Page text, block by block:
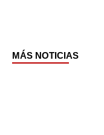
MÁS NOTICIAS